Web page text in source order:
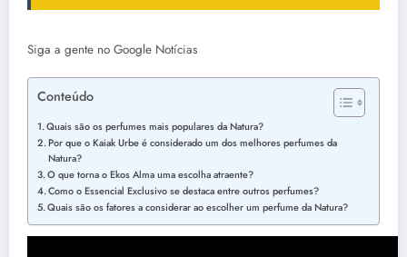
Siga a gente no Google Notícias
Conteúdo
Quais são os perfumes mais populares da Natura?
Por que o Kaiak Urbe é considerado um dos melhores perfumes da
Natura?
O que torna o Ekos Alma uma escolha atraente?
Como o Essencial Exclusivo se destaca entre outros perfumes?
Quais são os fatores a considerar ao escolher um perfume da Natura?